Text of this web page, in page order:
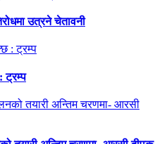
उत्रने चेतावनी
ट्रम्प